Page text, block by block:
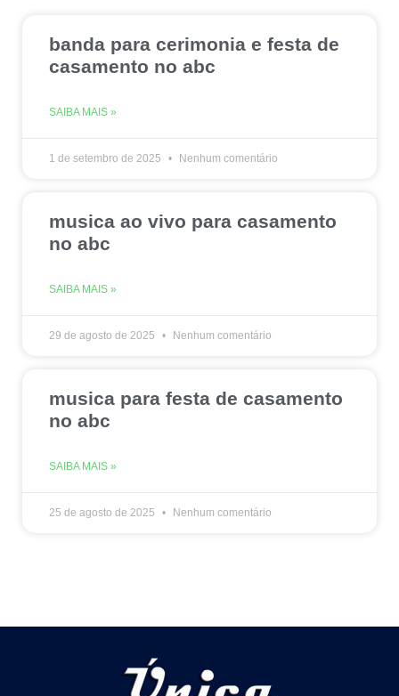
banda para cerimonia e festa de
casamento no abc
SAIBA MAIS »
1 de setembro de 2025 Nenhum comentário
musica ao vivo para casamento
no abc
SAIBA MAIS »
29 de agosto de 2025 Nenhum comentário
musica para festa de casamento
no abc
SAIBA MAIS »
25 de agosto de 2025 Nenhum comentário